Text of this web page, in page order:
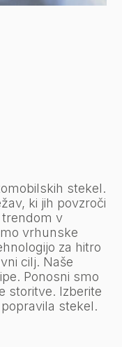
stekel.
ki jih povzroči
trendom v
vrhunske
za hitro
cilj. Naše
Ponosni smo
storitve. Izberite
stekel.